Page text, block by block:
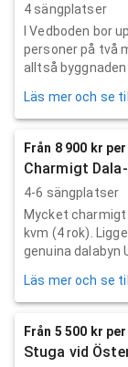
4 sängplatser
I Vedboden bor
personer på två
alltså byggnaden
Läs mer och se
Från 8 900 kr
Charmigt
4-6 sängplatser
Mycket
kvm (4 rok).
genuina dalabyn
Läs mer och se
Från 5 500 kr
Stuga vid